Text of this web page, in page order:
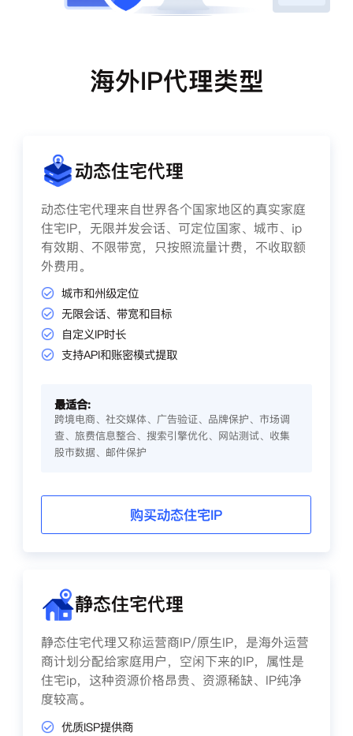
海外IP代理类型
动态住宅代理
动态住宅代理来自世界各个国家地区的真实家庭
住宅IP，无限并发会话、可定位国家、城市、ip
有效期、不限带宽，只按照流量计费，不收取额
外费用。
城市和州级定位
无限会话、带宽和目标
自定义IP时长
支持API和账密模式提取
最适合:
跨境电商、社交媒体、广告验证、品牌保护、市场调
查、旅费信息整合、搜索引擎优化、网站测试、收集
股市数据、邮件保护
购买动态住宅IP
静态住宅代理
静态住宅代理又称运营商IP/原生IP，是海外运营
商计划分配给家庭用户，空闲下来的IP，属性是
住宅ip，这种资源价格昂贵、资源稀缺、IP纯净
度较高。
优质ISP提供商